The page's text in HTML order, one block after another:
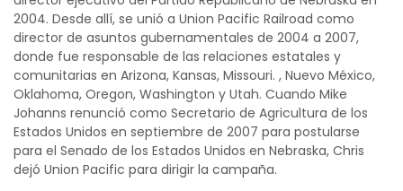
2004. Desde allí, se unió a Union Pacific Railroad como
director de asuntos gubernamentales de 2004 a 2007,
donde fue responsable de las relaciones estatales y
comunitarias en Arizona, Kansas, Missouri. , Nuevo México,
Oklahoma, Oregon, Washington y Utah. Cuando Mike
Johanns renunció como Secretario de Agricultura de los
Estados Unidos en septiembre de 2007 para postularse
para el Senado de los Estados Unidos en Nebraska, Chris
dejó Union Pacific para dirigir la campaña.